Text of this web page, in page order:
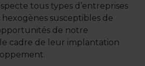
tous types d’entreprises
hexogènes susceptibles de
de notre
cadre de leur implantation